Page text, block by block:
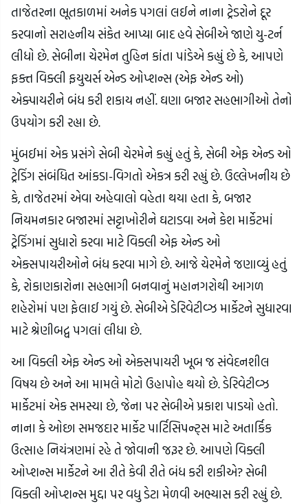
તાજેતરના ભૂતકાળમાં અનેક પગલાં લઈને નાના ટ્રેડરોને દૂર
કરવાનો સરાહનીય સંકેત આપ્યા બાદ હવે સેબીએ જાણે યુ-ટર્ન
લીધો છે. સેબીના ચેરમેન તુહિન કાંતા પાંડેએ કહ્યું છે કે, આપણે
ફક્ત વિક્લી ફયુચર્સ એન્ડ ઓપ્શન્સ (એફ એન્ડ ઓ)
એક્પાયરીને બંધ કરી શકાય નહીં. ઘણા બજાર સહભાગીઓ તેનો
ઉપયોગ કરી રહ્યા છે.
મુંબઈમાં એક પ્રસંગે સેબી ચેરમેને કહ્યું હતું કે, સેબી એફ એન્ડ ઓ
ટ્રેડિંગ સંબંધિત આંકડા-વિગતો એકત્ર કરી રહ્યું છે. ઉલ્લેખનીય છે
કે, તાજેતરમાં એવા અહેવાલો વહેતા થયા હતા કે, બજાર
નિયમનકાર બજારમાં સટ્ટાખોરીને ઘટાડવા અને કેશ માર્કેટમાં
ટ્રેડિંગમાં સુધારો કરવા માટે વિક્લી એફ એન્ડ ઓ
એક્સપાયરીઓને બંધ કરવા માગે છે. આજે ચેરમેને જણાવ્યું હતું
કે, રોકાણકારોના સહભાગી બનવાનું મહાનગરોથી આગળ
શહેરોમાં પણ ફેલાઈ ગયું છે. સેબીએ ડેરિવેટીવ્ઝ માર્કેટને સુધારવા
માટે શ્રેણીબદ્વ પગલાં લીધા છે.
આ વિક્લી એફ એન્ડ ઓ એક્સપાયરી ખૂબ જ સંવેદનશીલ
વિષય છે અને આ મામલે મોટો ઉહાપોહ થયો છે. ડેરિવેટીવ્ઝ
માર્કેટમાં એક સમસ્યા છે, જેના પર સેબીએ પ્રકાશ પાડયો હતો.
નાના કે ઓછા સમજદાર માર્કેટ પાર્ટિસિપન્ટ્સ માટે અતાર્કિક
ઉત્સાહ નિયંત્રણમાં રહે તે જોવાની જરૂર છે. આપણે વિક્લી
ઓપ્શન્સ માર્કેટને આ રીતે કેવી રીતે બંધ કરી શકીએ? સેબી
વિક્લી ઓપ્શન્સ મુદ્દા પર વધુ ડેટા મેળવી અભ્યાસ કરી રહ્યું છે.